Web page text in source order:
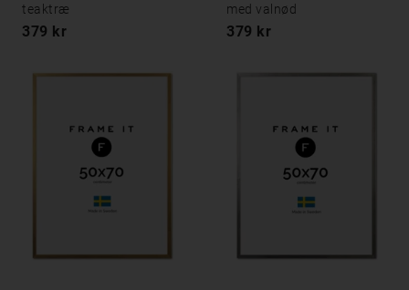
teaktræ
379 kr
med valnød
379 kr